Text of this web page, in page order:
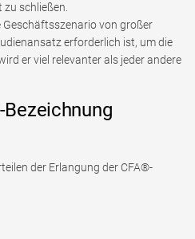
schließen.
Geschäftsszenario von großer
erforderlich ist, um die
er viel relevanter als jeder andere
der Erlangung der CFA®-